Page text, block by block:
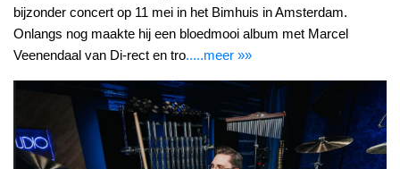
bijzonder concert op 11 mei in het Bimhuis in Amsterdam.
Onlangs nog maakte hij een bloedmooi album met Marcel
Veenendaal van Di-rect en tro.....meer »»